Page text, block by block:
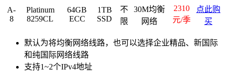
A-
8
Platinum
8259CL
64GB
ECC
1TB
SSD
不
限
30M均衡
网络
2310
元/季
点此购
买
默认为将均衡网络线路，也可以选择企业精品、新国际
和纯国际网络线路
支持1~2个IPv4地址